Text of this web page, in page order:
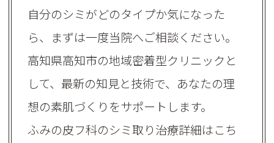
自分のシミがどのタイプか気になった
ら、まずは一度当院へご相談ください。
高知県高知市の地域密着型クリニックと
して、最新の知見と技術で、あなたの理
想の素肌づくりをサポートします。
ふみの皮フ科のシミ取り治療詳細はこち